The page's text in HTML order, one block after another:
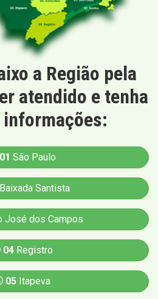
a Região pela
atendido e tenha
01 São Paulo
Santista
José dos Campos
04Registro
05Itapeva